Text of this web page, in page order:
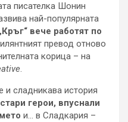
писателка Шонин
най-популярната
вече работят по
превод отново
корица – на
.
и сладникава история
герои, впуснали
и… в Сладкария –